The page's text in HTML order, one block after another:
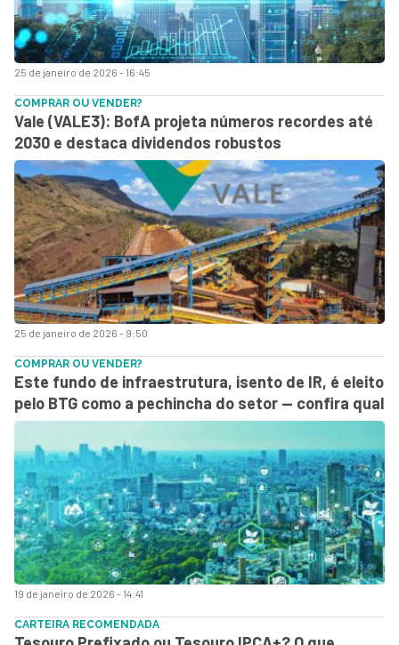
25 de janeiro de 2026 - 16:45
25 de janeiro de 2026 - 9:50
COMPRAR OU VENDER?
Vale (VALE3): BofA projeta números recordes até
2030 e destaca dividendos robustos
19 de janeiro de 2026 - 14:41
COMPRAR OU VENDER?
Este fundo de infraestrutura, isento de IR, é eleito
pelo BTG como a pechincha do setor — confira qual
CARTEIRA RECOMENDADA